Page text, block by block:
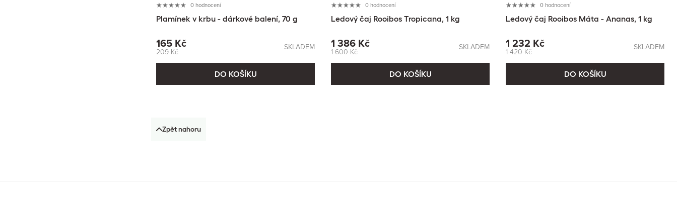
0 hodnocení
Plamínek v krbu - dárkové balení, 70 g
165 Kč
209 Kč SKLADEM
DO KOŠÍKU
0 hodnocení
Ledový čaj Rooibos Tropicana, 1 kg
1 386 Kč
1 600 Kč SKLADEM
DO KOŠÍKU
0 hodnocení
Ledový čaj Rooibos Máta - Ananas, 1 kg
1 232 Kč
1 420 Kč SKLADEM
DO KOŠÍKU
Zpět nahoru